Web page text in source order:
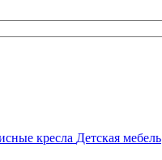
кресла Детская мебель